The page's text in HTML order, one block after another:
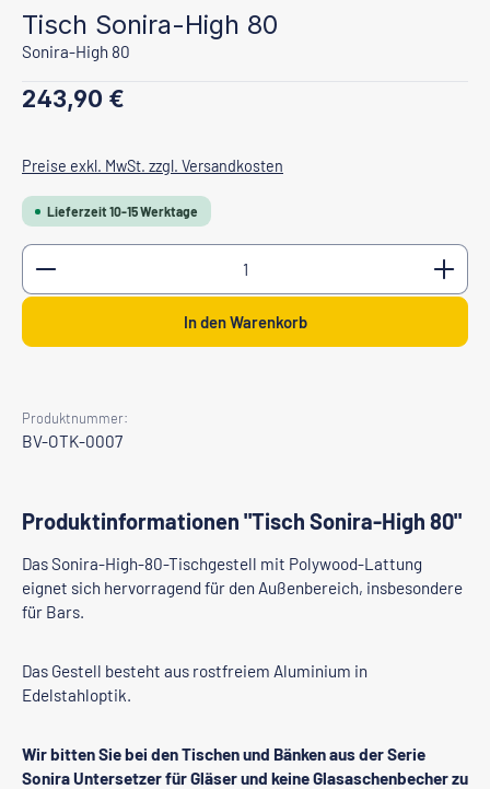
Tisch Sonira-High 80
Sonira-High 80
Regulärer Preis:
243,90 €
Preise exkl. MwSt. zzgl. Versandkosten
Lieferzeit 10-15 Werktage
Produkt Anzahl: Gib den gewünschten Wert ein
In den Warenkorb
Produktnummer:
BV-OTK-0007
Produktinformationen "Tisch Sonira-High 80"
Das Sonira-High-80-Tischgestell mit Polywood-Lattung
eignet sich hervorragend für den Außenbereich, insbesondere
für Bars.
Das Gestell besteht aus rostfreiem Aluminium in
Edelstahloptik.
Wir bitten Sie bei den Tischen und Bänken aus der Serie
Sonira Untersetzer für Gläser und keine Glasaschenbecher zu